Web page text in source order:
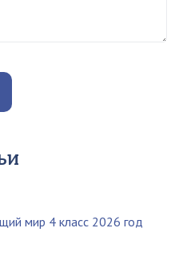
мир 4 класс 2026 год